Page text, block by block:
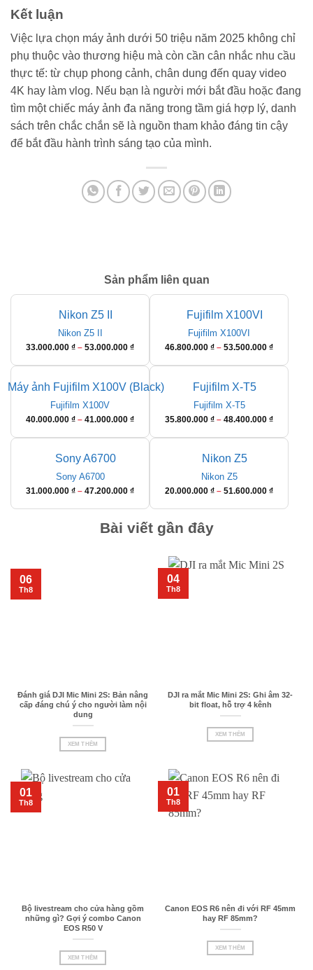
Kết luận
Việc lựa chọn máy ảnh dưới 50 triệu năm 2025 không chỉ
phụ thuộc vào thương hiệu mà còn cần cân nhắc nhu cầu
thực tế: từ chụp phong cảnh, chân dung đến quay video
4K hay làm vlog. Nếu bạn là người mới bắt đầu hoặc đang
tìm một chiếc máy ảnh đa năng trong tầm giá hợp lý, danh
sách trên chắc chắn sẽ là nguồn tham khảo đáng tin cậy
để bắt đầu hành trình sáng tạo của mình.
Sản phẩm liên quan
Nikon Z5 II
33.000.000 ₫ – 53.000.000 ₫Khoảng
33.000.000 ₫
Fujifilm X100VI
46.800.000 ₫ – 53.500.000 ₫Khoảng
Fujifilm X100V
40.000.000 ₫ – 41.000.000 ₫Khoảng
Fujifilm X-T5
35.800.000 ₫ – 48.400.000 ₫Khoảng
Sony A6700
31.000.000 ₫ – 47.200.000 ₫Khoảng
31.000.000 ₫
47.200.000 ₫
Nikon Z5
20.000.000 ₫ – 51.600.000 ₫Khoảng
Bài viết gần đây
Đánh giá DJI Mic Mini 2S: Bản nâng
cấp đáng chú ý cho người làm nội
dung
XEM THÊM
06
Th8
DJI ra mắt Mic Mini 2S: Ghi âm 32-
bit float, hỗ trợ 4 kênh
XEM THÊM
04
Th8
Bộ livestream cho cửa hàng gồm
những gì? Gợi ý combo Canon
EOS R50 V
XEM THÊM
01
Th8
Canon EOS R6 nên đi với RF 45mm
hay RF 85mm?
XEM THÊM
01
Th8